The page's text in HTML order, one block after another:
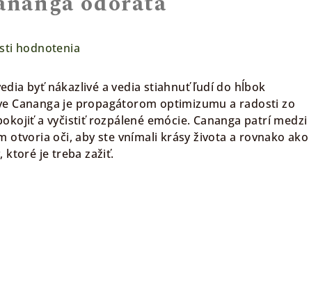
hodnotenia
byť nákazlivé a vedia stiahnuť ľudí do hĺbok
Cananga je propagátorom optimizumu a radosti zo
a vyčistiť rozpálené emócie. Cananga patrí medzi
otvoria oči, aby ste vnímali krásy života a rovnako ako
ktoré je treba zažiť.